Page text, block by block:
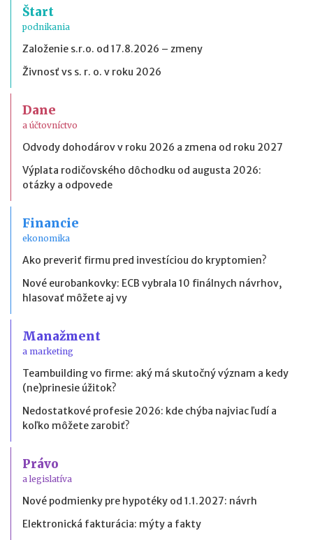
Štart
podnikania
Založenie s.r.o. od 17.8.2026 – zmeny
Živnosť vs s. r. o. v roku 2026
Dane
a účtovníctvo
Odvody dohodárov v roku 2026 a zmena od roku 2027
Výplata rodičovského dôchodku od augusta 2026:
otázky a odpovede
Financie
ekonomika
Ako preveriť firmu pred investíciou do kryptomien?
Nové eurobankovky: ECB vybrala 10 finálnych návrhov,
hlasovať môžete aj vy
Manažment
a marketing
Teambuilding vo firme: aký má skutočný význam a kedy
(ne)prinesie úžitok?
Nedostatkové profesie 2026: kde chýba najviac ľudí a
koľko môžete zarobiť?
Právo
a legislatíva
Nové podmienky pre hypotéky od 1.1.2027: návrh
Elektronická fakturácia: mýty a fakty